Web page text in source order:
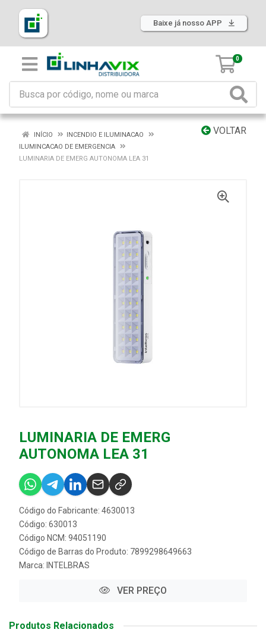
Baixe já nosso APP
0
VOLTAR
INÍCIO
INCENDIO E ILUMINACAO
ILUMINCACAO DE EMERGENCIA
LUMINARIA DE EMERG AUTONOMA LEA 31
LUMINARIA DE EMERG
AUTONOMA LEA 31
Código do Fabricante: 4630013
Código: 630013
Código NCM: 94051190
Código de Barras do Produto: 7899298649663
Marca: INTELBRAS
VER PREÇO
Produtos Relacionados